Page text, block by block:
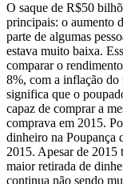
O saque de R$50
principais: o aumento
parte de algumas
estava muito baixa.
comparar o
8%, com a inflação do
significa que o
capaz de comprar a
comprava em 2015.
dinheiro na Poupança
2015. Apesar de 2015
maior retirada de
continua não sendo